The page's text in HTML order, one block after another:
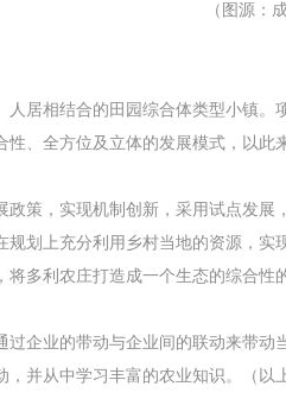
（图源：
居相结合的田园综合体类型小镇
、全方位及立体的发展模式，以此
策，实现机制创新，采用试点发
划上充分利用乡村当地的资源，
多利农庄打造成一个生态的综合性
企业的带动与企业间的联动来带
并从中学习丰富的农业知识。（